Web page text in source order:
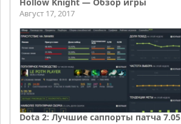
Август 17, 2017
Dota 2: Лучшие саппорты патча 7.05